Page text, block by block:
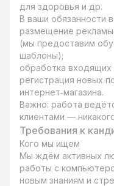
для здоровья и др.
В ваши обязанности
размещение
(мы предоставим
шаблоны);
обработка входящих
регистрация новых
интернет‑магазина.
Важно: работа
клиентами —
Требования к
Кого мы ищем
Мы ждём активных
работы с
новым знаниям и